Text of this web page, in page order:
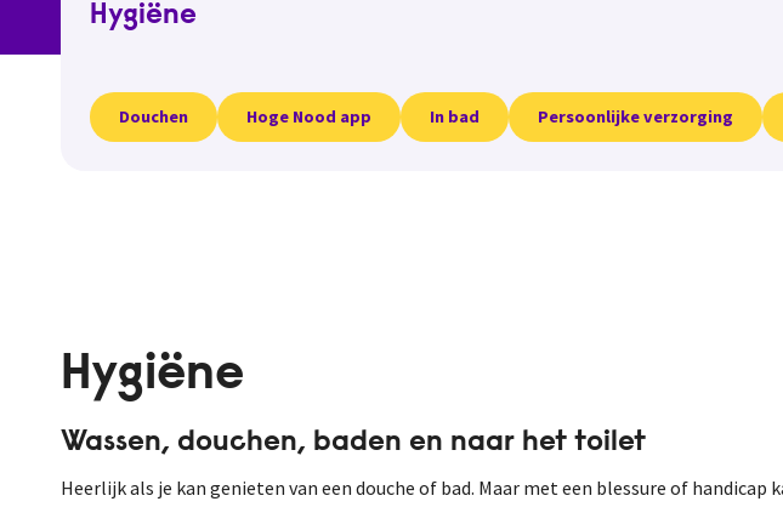
Hygiëne
Douchen Hoge Nood app In bad Persoonlijke verzorging
Hygiëne
Wassen, douchen, baden en naar het toilet
Heerlijk als je kan genieten van een douche of bad. Maar met een blessure of